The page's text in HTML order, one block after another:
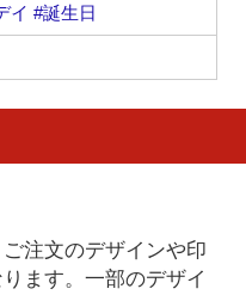
イ #誕生日
注文のデザインや印
ます。一部のデザイ